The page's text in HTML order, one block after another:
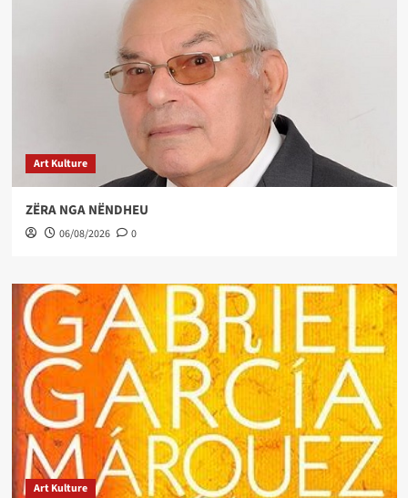
Art Kulture
ZËRA NGA NËNDHEU
06/08/2026 0
Art Kulture